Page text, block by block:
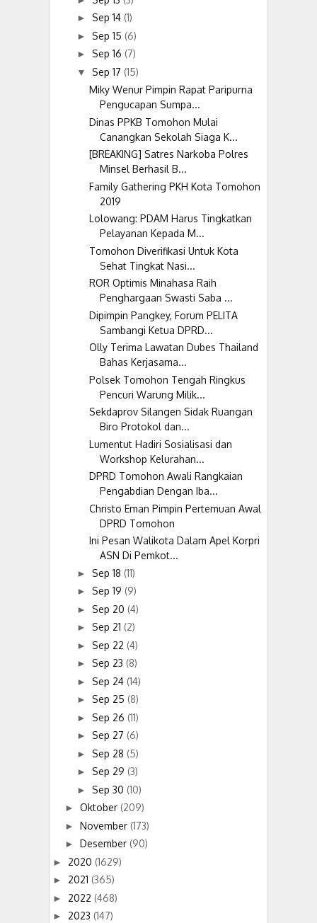
► Sep 14 (1)
► Sep 15 (6)
► Sep 16 (7)
▼ Sep 17 (15)
Miky Wenur Pimpin Rapat Paripurna
Pengucapan Sumpa...
Dinas PPKB Tomohon Mulai
Canangkan Sekolah Siaga K...
[BREAKING] Satres Narkoba Polres
Minsel Berhasil B...
Family Gathering PKH Kota Tomohon
2019
Lolowang: PDAM Harus Tingkatkan
Pelayanan Kepada M...
Tomohon Diverifikasi Untuk Kota
Sehat Tingkat Nasi...
ROR Optimis Minahasa Raih
Penghargaan Swasti Saba ...
Dipimpin Pangkey, Forum PELITA
Sambangi Ketua DPRD...
Olly Terima Lawatan Dubes Thailand
Bahas Kerjasama...
Polsek Tomohon Tengah Ringkus
Pencuri Warung Milik...
Sekdaprov Silangen Sidak Ruangan
Biro Protokol dan...
Lumentut Hadiri Sosialisasi dan
Workshop Kelurahan...
DPRD Tomohon Awali Rangkaian
Pengabdian Dengan Iba...
Christo Eman Pimpin Pertemuan Awal
DPRD Tomohon
Ini Pesan Walikota Dalam Apel Korpri
ASN Di Pemkot...
► Sep 18 (11)
► Sep 19 (9)
► Sep 20 (4)
► Sep 21 (2)
► Sep 22 (4)
► Sep 23 (8)
► Sep 24 (14)
► Sep 25 (8)
► Sep 26 (11)
► Sep 27 (6)
► Sep 28 (5)
► Sep 29 (3)
► Sep 30 (10)
► Oktober (209)
► November (173)
► Desember (90)
► 2020 (1629)
► 2021 (365)
► 2022 (468)
► 2023 (147)